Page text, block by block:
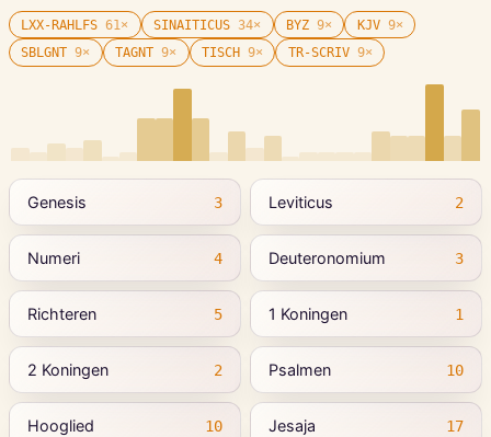
LXX-RAHLFS 61 × SINAITICUS 34× BYZ 9× KJV 9×
SBLGNT 9× TAGNT 9× TISCH 9× TR-SCRIV 9×
Genesis 3 Leviticus 2
Numeri 4 Deuteronomium 3
Richteren 5 1 Koningen 1
2 Koningen 2 Psalmen 10
Hooglied 10 Jesaja 17